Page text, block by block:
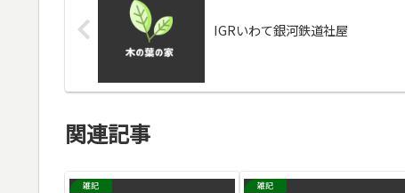
IGRいわて銀河鉄道社屋
関連記事
雑記 雑記